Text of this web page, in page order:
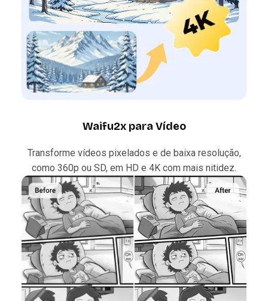
Waifu2x para Vídeo
Transforme vídeos pixelados e de baixa resolução,
como 360p ou SD, em HD e 4K com mais nitidez.